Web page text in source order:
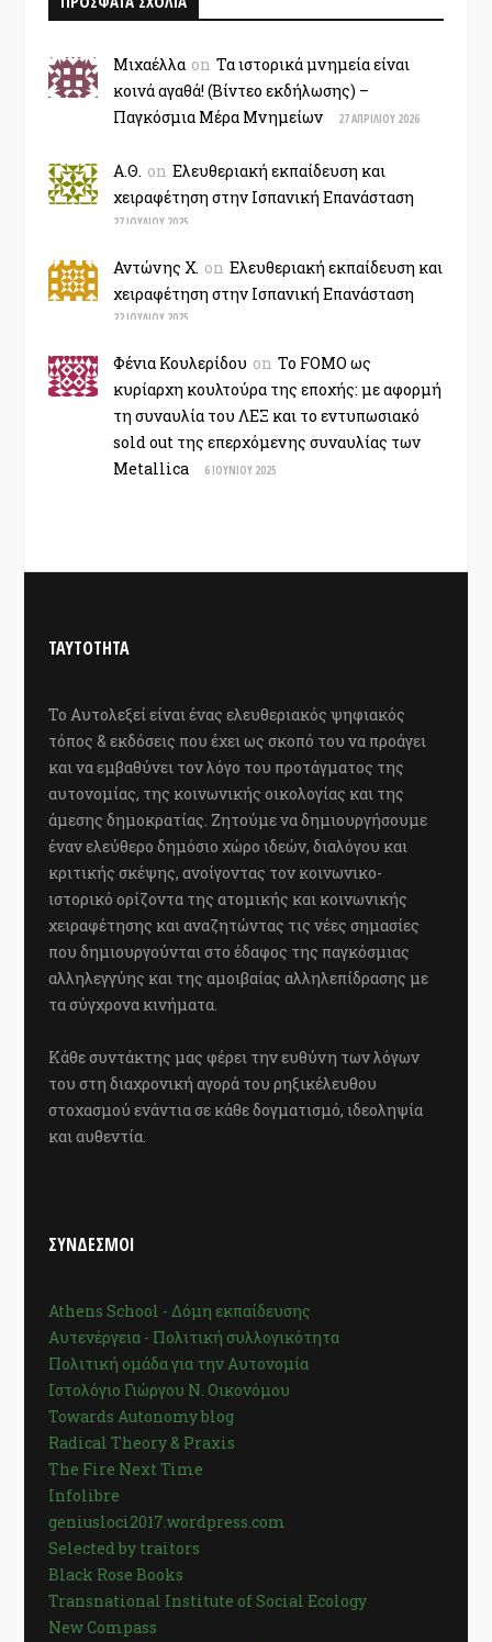
Μιχαέλλα on Τα ιστορικά μνημεία είναι
κοινά αγαθά! (Βίντεο εκδήλωσης) –
Παγκόσμια Μέρα Μνημείων
27 ΑΠΡΙΛΊΟΥ 2026
Α.Θ. on Ελευθεριακή εκπαίδευση και
χειραφέτηση στην Ισπανική Επανάσταση
27 ΙΟΥΛΊΟΥ 2025
Αντώνης Χ. on Ελευθεριακή εκπαίδευση και
χειραφέτηση στην Ισπανική Επανάσταση
22 ΙΟΥΛΊΟΥ 2025
Φένια Κουλερίδου on Το FOMO ως
κυρίαρχη κουλτούρα της εποχής: με αφορμή
τη συναυλία του ΛΕΞ και το εντυπωσιακό
sold out της επερχόμενης συναυλίας των
Metallica
6 ΙΟΥΝΊΟΥ 2025
ΤΑΥΤΟΤΗΤΑ
Το Αυτολεξεί είναι ένας ελευθεριακός ψηφιακός
τόπος & εκδόσεις που έχει ως σκοπό του να προάγει
και να εμβαθύνει τον λόγο του προτάγματος της
αυτονομίας, της κοινωνικής οικολογίας και της
άμεσης δημοκρατίας. Ζητούμε να δημιουργήσουμε
έναν ελεύθερο δημόσιο χώρο ιδεών, διαλόγου και
κριτικής σκέψης, ανοίγοντας τον κοινωνικο-
ιστορικό ορίζοντα της ατομικής και κοινωνικής
χειραφέτησης και αναζητώντας τις νέες σημασίες
που δημιουργούνται στο έδαφος της παγκόσμιας
αλληλεγγύης και της αμοιβαίας αλληλεπίδρασης με
τα σύγχρονα κινήματα.
Κάθε συντάκτης μας φέρει την ευθύνη των λόγων
του στη διαχρονική αγορά του ρηξικέλευθου
στοχασμού ενάντια σε κάθε δογματισμό, ιδεοληψία
και αυθεντία.
ΣΥΝΔΕΣΜΟΙ
Athens School - Δόμη εκπαίδευσης
Αυτενέργεια - Πολιτική συλλογικότητα
Πολιτική ομάδα για την Αυτονομία
Ιστολόγιο Γιώργου Ν. Οικονόμου
Towards Autonomy blog
Radical Theory & Praxis
The Fire Next Time
Infolibre
geniusloci2017.wordpress.com
Selected by traitors
Black Rose Books
Transnational Institute of Social Ecology
New Compass